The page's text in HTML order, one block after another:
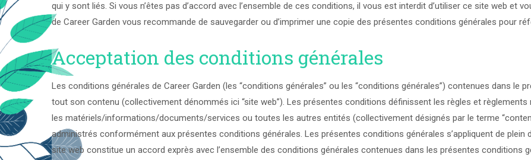
qui y sont liés. Si vous n’êtes pas d’accord avec l’ensemble de ces conditions, il vous est interdit d’utiliser ce site web et
de Career Garden vous recommande de sauvegarder ou d’imprimer une copie des présentes conditions générales pour
Acceptation des conditions générales
Les conditions générales de Career Garden (les “conditions générales” ou les “conditions générales”) contenues dans le
tout son contenu (collectivement dénommés ici “site web”). Les présentes conditions définissent les règles et règlements
les matériels/informations/documents/services ou toutes les autres entités (collectivement désignés par le terme
administrés conformément aux présentes conditions générales. Les présentes conditions générales s’appliquent de plein
site web constitue un accord exprès avec l’ensemble des conditions générales contenues dans les présentes conditions